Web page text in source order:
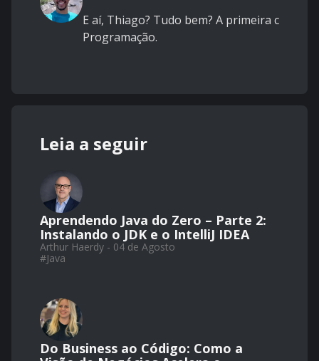
E aí, Thiago? Tudo bem? A primeira coisa a
Programação.
Leia a seguir
Aprendendo Java do Zero – Parte 2:
Instalando o JDK e o IntelliJ IDEA
Arthur Haerdy - 04 de Agosto
#Java
Do Business ao Código: Como a